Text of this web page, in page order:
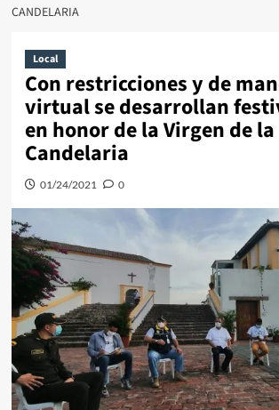
CANDELARIA
Local
Con restricciones y de
virtual se desarrollan
en honor de la Virgen de la
Candelaria
01/24/2021 0